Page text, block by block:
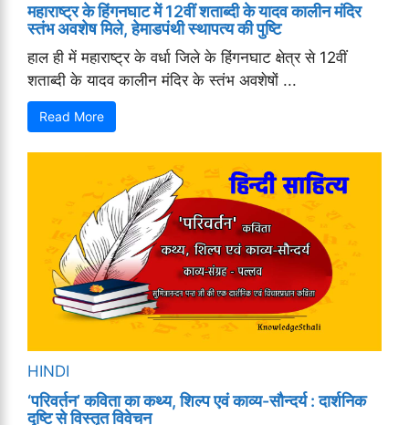
महाराष्ट्र के हिंगनघाट में 12वीं शताब्दी के यादव कालीन मंदिर
स्तंभ अवशेष मिले, हेमाडपंथी स्थापत्य की पुष्टि
हाल ही में महाराष्ट्र के वर्धा जिले के हिंगनघाट क्षेत्र से 12वीं
शताब्दी के यादव कालीन मंदिर के स्तंभ अवशेषों ...
Read More
HINDI
‘परिवर्तन’ कविता का कथ्य, शिल्प एवं काव्य-सौन्दर्य : दार्शनिक
दृष्टि से विस्तृत विवेचन